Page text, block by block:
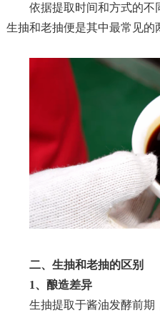
依据提取时间和方式的不
生抽和老抽便是其中最常见的
二、生抽和老抽的区别
1、酿造差异
生抽提取于酱油发酵前期